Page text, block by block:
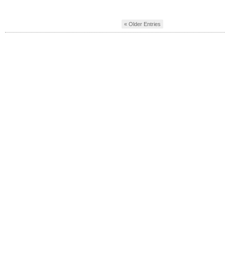
« Older Entries